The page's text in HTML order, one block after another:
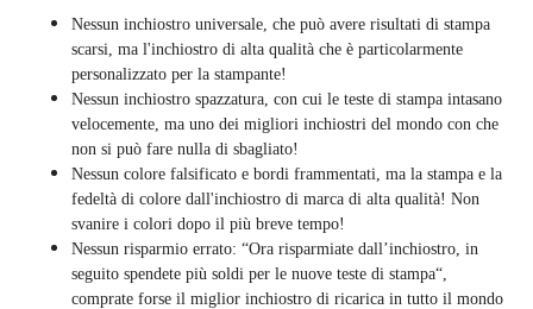
Nessun inchiostro universale, che può avere risultati di stampa
scarsi, ma l'inchiostro di alta qualità che è particolarmente
personalizzato per la stampante!
Nessun inchiostro spazzatura, con cui le teste di stampa intasano
velocemente, ma uno dei migliori inchiostri del mondo con che
non si può fare nulla di sbagliato!
Nessun colore falsificato e bordi frammentati, ma la stampa e la
fedeltà di colore dall'inchiostro di marca di alta qualità! Non
svanire i colori dopo il più breve tempo!
Nessun risparmio errato: “Ora risparmiate dall’inchiostro, in
seguito spendete più soldi per le nuove teste di stampa“,
comprate forse il miglior inchiostro di ricarica in tutto il mondo